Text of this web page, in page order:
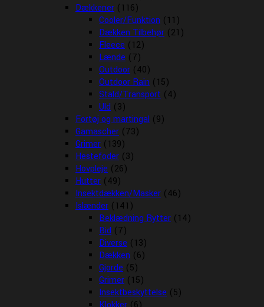
Dækkener (116)
Cooler/Funktion (11)
Dækken Tilbehør (21)
Fleece (12)
Lænde (7)
Outdoor (40)
Outdoor Rain (15)
Stald/Transport (4)
Uld (3)
Fortøj og martingal (9)
Gamascher (73)
Grimer (139)
Hestefoder (3)
Hovpleje (26)
Hutter (49)
Insektdækken/Masker (46)
Islænder (141)
Beklædning Rytter (14)
Bid (7)
Diverse (13)
Dækken (6)
Gjorde (5)
Grimer (15)
Insektbeskyttelse (5)